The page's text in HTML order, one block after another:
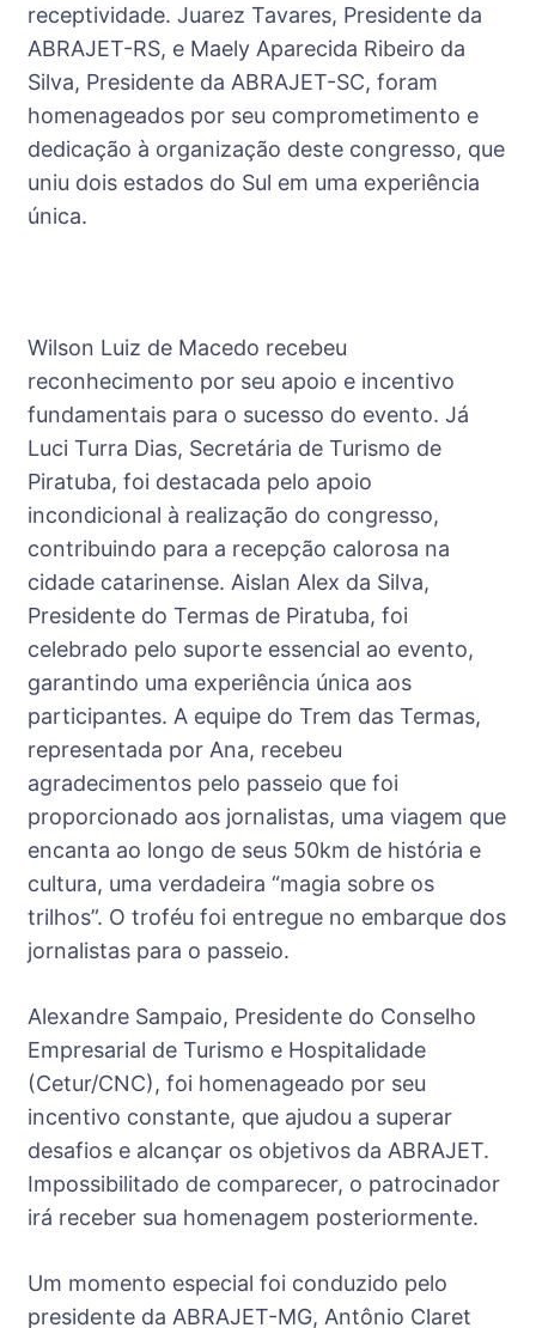
receptividade. Juarez Tavares, Presidente da
ABRAJET-RS, e Maely Aparecida Ribeiro da
Silva, Presidente da ABRAJET-SC, foram
homenageados por seu comprometimento e
dedicação à organização deste congresso, que
uniu dois estados do Sul em uma experiência
única.
Wilson Luiz de Macedo recebeu
reconhecimento por seu apoio e incentivo
fundamentais para o sucesso do evento. Já
Luci Turra Dias, Secretária de Turismo de
Piratuba, foi destacada pelo apoio
incondicional à realização do congresso,
contribuindo para a recepção calorosa na
cidade catarinense. Aislan Alex da Silva,
Presidente do Termas de Piratuba, foi
celebrado pelo suporte essencial ao evento,
garantindo uma experiência única aos
participantes. A equipe do Trem das Termas,
representada por Ana, recebeu
agradecimentos pelo passeio que foi
proporcionado aos jornalistas, uma viagem que
encanta ao longo de seus 50km de história e
cultura, uma verdadeira “magia sobre os
trilhos”. O troféu foi entregue no embarque dos
jornalistas para o passeio.
Alexandre Sampaio, Presidente do Conselho
Empresarial de Turismo e Hospitalidade
(Cetur/CNC), foi homenageado por seu
incentivo constante, que ajudou a superar
desafios e alcançar os objetivos da ABRAJET.
Impossibilitado de comparecer, o patrocinador
irá receber sua homenagem posteriormente.
Um momento especial foi conduzido pelo
presidente da ABRAJET-MG, Antônio Claret